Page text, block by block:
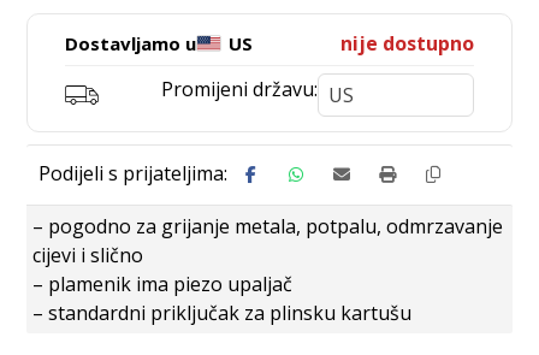
Dostavljamo u US
nije dostupno
Promijeni državu:
– pogodno za grijanje metala, potpalu, odmrzavanje
cijevi i slično
– plamenik ima piezo upaljač
– standardni priključak za plinsku kartušu